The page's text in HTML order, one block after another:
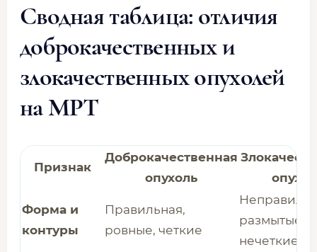
Сводная таблица: отличия
доброкачественных и
злокачественных опухолей
на МРТ
Признак
Доброкачественная
опухоль
Форма и
контуры
Правильная,
ровные, четкие
размытые,
нечеткие